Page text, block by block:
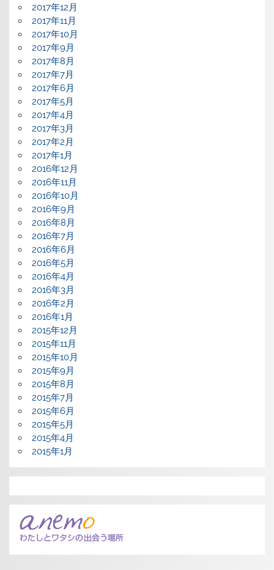
2017年12月
2017年11月
2017年10月
2017年9月
2017年8月
2017年7月
2017年6月
2017年5月
2017年4月
2017年3月
2017年2月
2017年1月
2016年12月
2016年11月
2016年10月
2016年9月
2016年8月
2016年7月
2016年6月
2016年5月
2016年4月
2016年3月
2016年2月
2016年1月
2015年12月
2015年11月
2015年10月
2015年9月
2015年8月
2015年7月
2015年6月
2015年5月
2015年4月
2015年1月